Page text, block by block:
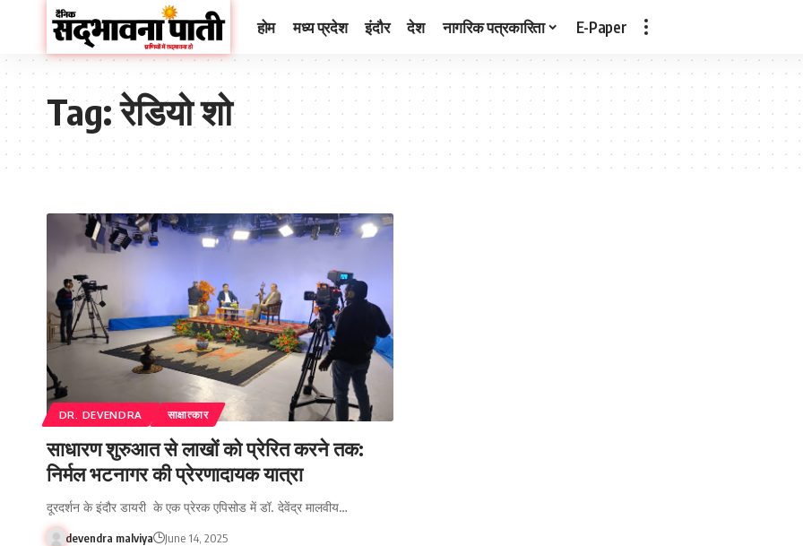
होम मध्य प्रदेश इंदौर देश नागरिक पत्रकारिता E-Paper
Tag:रेडियो शो
DR. DEVENDRA साक्षात्कार
साधारण शुरुआत से लाखों को प्रेरित करने तक:
निर्मल भटनागर की प्रेरणादायक यात्रा
दूरदर्शन के इंदौर डायरी के एक प्रेरक एपिसोड में डॉ. देवेंद्र मालवीय…
devendra malviya June 14, 2025